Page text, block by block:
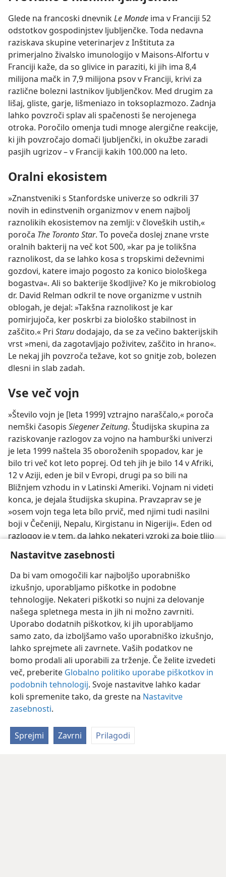
Nastavitve zasebnosti
Da bi vam omogočili kar najboljšo uporabniško
izkušnjo, uporabljamo piškotke in podobne
tehnologije. Nekateri piškotki so nujni za delovanje
našega spletnega mesta in jih ni možno zavrniti.
Uporabo dodatnih piškotkov, ki jih uporabljamo
samo zato, da izboljšamo vašo uporabniško izkušnjo,
lahko sprejmete ali zavrnete. Vaših podatkov ne
bomo prodali ali uporabili za trženje. Če želite izvedeti
več, preberite Globalno politiko uporabe piškotkov in
podobnih tehnologij. Svoje nastavitve lahko kadar
koli spremenite tako, da greste na Nastavitve
zasebnosti.
Sprejmi Zavrni Prilagodi
Glede na francoski dnevnikLe Monde ima v Franciji 52
odstotkov gospodinjstev ljubljenčke. Toda nedavna
raziskava skupine veterinarjev z Inštituta za
primerjalno živalsko imunologijo v Maisons-Alfortu v
Franciji kaže, da so glivice in paraziti, ki jih ima 8,4
milijona mačk in 7,9 milijona psov v Franciji, krivi za
različne bolezni lastnikov ljubljenčkov. Med drugim za
lišaj, gliste, garje, lišmeniazo in toksoplazmozo. Zadnja
lahko povzroči splav ali spačenosti še nerojenega
otroka. Poročilo omenja tudi mnoge alergične reakcije,
ki jih povzročajo domači ljubljenčki, in okužbe zaradi
pasjih ugrizov – v Franciji kakih 100.000 na leto.
Oralni ekosistem
»Znanstveniki s Stanfordske univerze so odkrili 37
novih in edinstvenih organizmov v enem najbolj
raznolikih ekosistemov na zemlji: v človeških ustih,«
poroča The Toronto Star. To poveča doslej znane vrste
oralnih bakterij na več kot 500, »kar pa je tolikšna
raznolikost, da se lahko kosa s tropskimi deževnimi
gozdovi, katere imajo pogosto za konico biološkega
bogastva«. Ali so bakterije škodljive? Ko je mikrobiolog
dr. David Relman odkril te nove organizme v ustnih
oblogah, je dejal: »Takšna raznolikost je kar
pomirjujoča, ker poskrbi za biološko stabilnost in
zaščito.« Pri Starudodajajo, da se za večino bakterijskih
vrst »meni, da zagotavljajo poživitev, zaščito in hrano«.
Le nekaj jih povzroča težave, kot so gnitje zob, bolezen
dlesni in slab zadah.
Vse več vojn
»Število vojn je [leta 1999] vztrajno naraščalo,« poroča
nemški časopis Siegener Zeitung. Študijska skupina za
raziskovanje razlogov za vojno na hamburški univerzi
je leta 1999 naštela 35 oboroženih spopadov, kar je
bilo tri več kot leto poprej. Od teh jih je bilo 14 v Afriki,
12 v Aziji, eden je bil v Evropi, drugi pa so bili na
Bližnjem vzhodu in v Latinski Ameriki. Vojnam ni videti
konca, je dejala študijska skupina. Pravzaprav se je
»osem vojn tega leta bílo prvič, med njimi tudi nasilni
boji v Čečeniji, Nepalu, Kirgistanu in Nigeriji«. Eden od
razlogov je v tem, da lahko nekateri vzroki za boje tlijo
totalno vojno.